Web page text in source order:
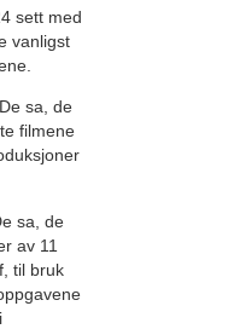
sett med
vanligst
sa, de
filmene
sa, de
av 11
til bruk